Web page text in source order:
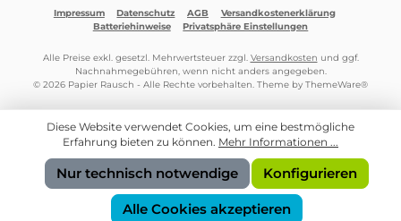
Impressum Datenschutz AGB
Versandkostenerklärung
Batteriehinweise
Privatsphäre Einstellungen
Alle Preise exkl. gesetzl. Mehrwertsteuer zzgl. Versandkosten und ggf.
Nachnahmegebühren, wenn nicht anders angegeben.
© 2026 Papier Rausch - Alle Rechte vorbehalten. Theme by ThemeWare®
Diese Website verwendet Cookies, um eine bestmögliche
Erfahrung bieten zu können. Mehr Informationen ...
Nur technisch notwendige Konfigurieren
Alle Cookies akzeptieren